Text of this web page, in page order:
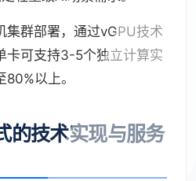
集群部署，通过vGPU技术
卡可支持3-5个独立计算实
以上。
的技术实现与服务